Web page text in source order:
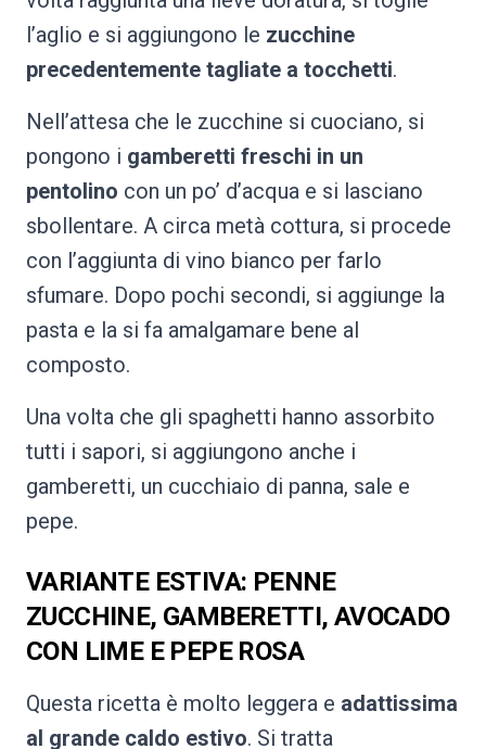
l’aglio e si aggiungono le zucchine
precedentemente tagliate a tocchetti.
Nell’attesa che le zucchine si cuociano, si
pongono i gamberetti freschi in un
pentolino con un po’ d’acqua e si lasciano
sbollentare. A circa metà cottura, si procede
con l’aggiunta di vino bianco per farlo
sfumare. Dopo pochi secondi, si aggiunge la
pasta e la si fa amalgamare bene al
composto.
Una volta che gli spaghetti hanno assorbito
tutti i sapori, si aggiungono anche i
gamberetti, un cucchiaio di panna, sale e
pepe.
VARIANTE ESTIVA: PENNE
ZUCCHINE, GAMBERETTI, AVOCADO
CON LIME E PEPE ROSA
Questa ricetta è molto leggera e adattissima
al grande caldo estivo. Si tratta